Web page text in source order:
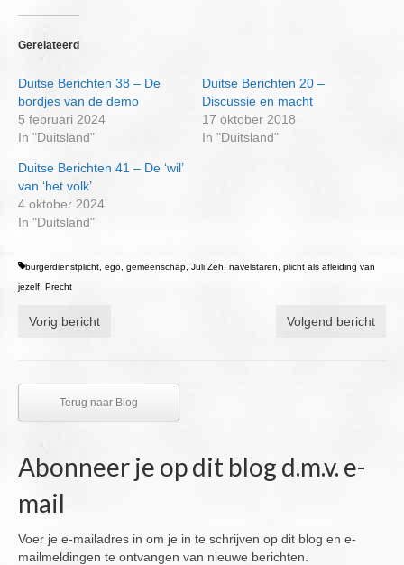
Gerelateerd
Duitse Berichten 38 – De
bordjes van de demo
5 februari 2024
In "Duitsland"
Duitse Berichten 20 –
Discussie en macht
17 oktober 2018
In "Duitsland"
Duitse Berichten 41 – De ‘wil’
van ‘het volk’
4 oktober 2024
In "Duitsland"
burgerdienstplicht ego gemeenschap Juli Zeh navelstaren
plicht als afleiding van
jezelf Precht
Vorig bericht Volgend bericht
Terug naar Blog
Abonneer je op dit blog d.m.v. e-
mail
Voer je e-mailadres in om je in te schrijven op dit blog en e-
mailmeldingen te ontvangen van nieuwe berichten.